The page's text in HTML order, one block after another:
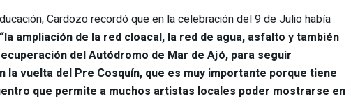
Cardozo recordó que en la celebración del 9 de Julio había
“la ampliación de la red cloacal, la red de agua, asfalto y también
del Autódromo de Mar de Ajó, para seguir
la vuelta del Pre Cosquín, que es muy importante porque tiene
que permite a muchos artistas locales poder mostrarse en